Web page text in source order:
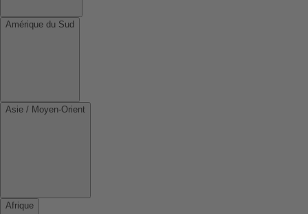
Amérique du Sud
Asie / Moyen-Orient
Afrique